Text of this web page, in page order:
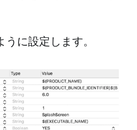
に設定します。